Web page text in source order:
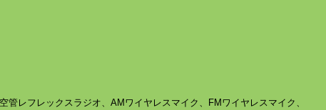
レフレックスラジオ、AMワイヤレスマイク、FMワイヤレスマイク、